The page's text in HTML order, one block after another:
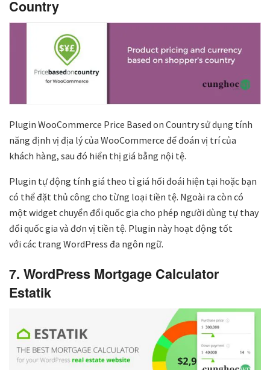
Country
Plugin WooCommerce Price Based on Country sử dụng tính
năng định vị địa lý của WooCommerce để đoán vị trí của
khách hàng, sau đó hiển thị giá bằng nội tệ.
Plugin tự động tính giá theo tỉ giá hối đoái hiện tại hoặc bạn
có thể đặt thủ công cho từng loại tiền tệ. Ngoài ra còn có
một widget chuyển đổi quốc gia cho phép người dùng tự thay
đổi quốc gia và đơn vị tiền tệ. Plugin này hoạt động tốt
với các trang WordPress đa ngôn ngữ.
7. WordPress Mortgage Calculator
Estatik